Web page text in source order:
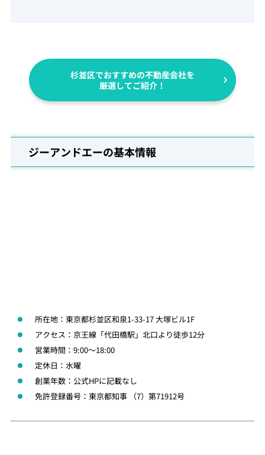
杉並区でおすすめの不動産会社を
厳選してご紹介！
ジーアンドエーの基本情報
所在地：東京都杉並区和泉1-33-17 大塚ビル1F
アクセス：京王線「代田橋駅」北口より徒歩12分
営業時間：9:00～18:00
定休日：水曜
創業年数：公式HPに記載なし
免許登録番号：東京都知事 （7）第71912号